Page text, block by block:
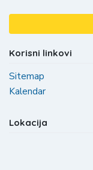
Korisni linkovi
Sitemap
Kalendar
Lokacija